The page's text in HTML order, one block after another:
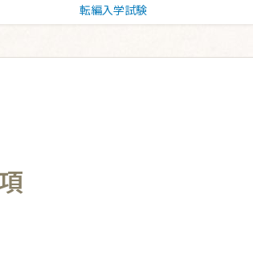
転編入学試験